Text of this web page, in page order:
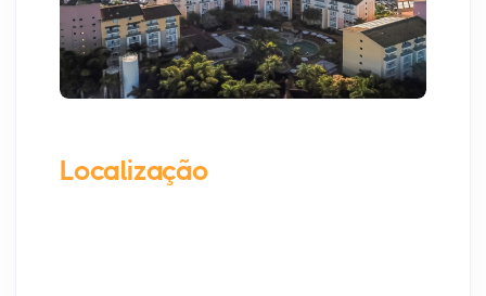
Localização